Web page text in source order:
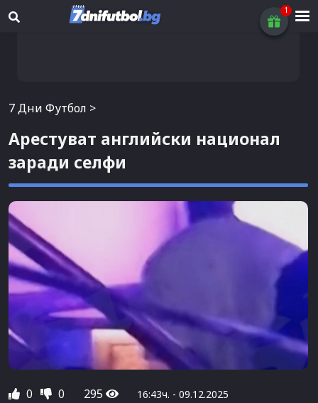
7 Дни Футбол >
Арестуват английски национал
заради селфи
0 0 295 16:43ч. - 09.12.2025